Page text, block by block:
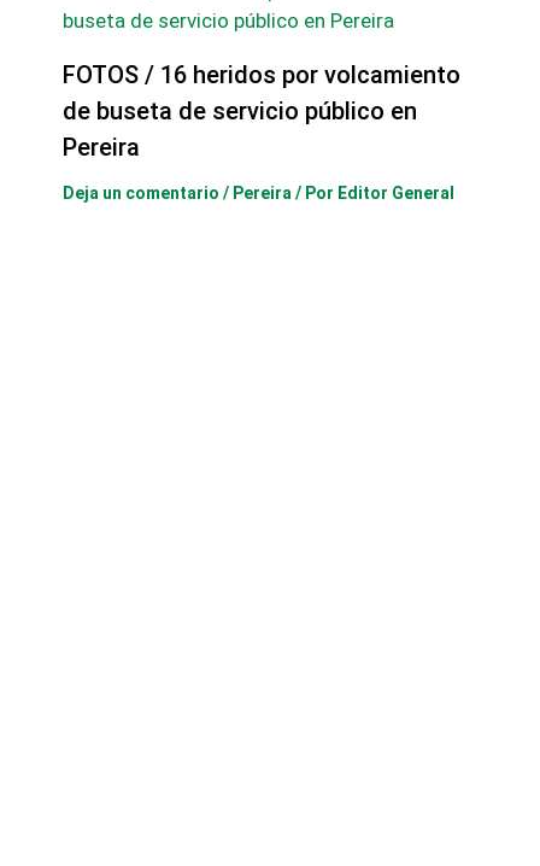
FOTOS / 16 heridos por volcamiento
de buseta de servicio público en
Pereira
Deja un comentario / Pereira / Por Editor General